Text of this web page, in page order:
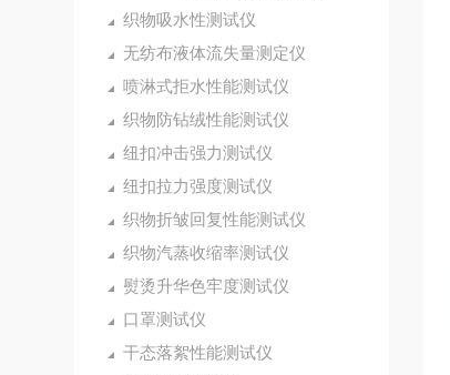
织物吸水性测试仪
无纺布液体流失量测定仪
喷淋式拒水性能测试仪
织物防钻绒性能测试仪
纽扣冲击强力测试仪
纽扣拉力强度测试仪
织物折皱回复性能测试仪
织物汽蒸收缩率测试仪
熨烫升华色牢度测试仪
口罩测试仪
干态落絮性能测试仪